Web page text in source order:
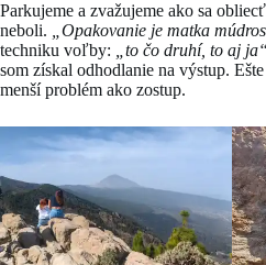
Parkujeme a zvažujeme ako sa
neboli.
„Opakovanie je matka
techniku voľby:
„to čo druhí, to aj ja“
som získal odhodlanie na výstup.
menší problém ako zostup.